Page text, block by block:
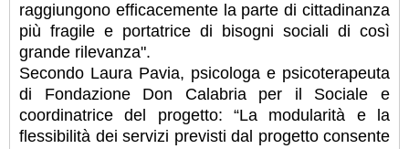
raggiungono efficacemente la parte di cittadinanza
più fragile e portatrice di bisogni sociali di così
grande rilevanza".
Secondo Laura Pavia, psicologa e psicoterapeuta
di Fondazione Don Calabria per il Sociale e
coordinatrice del progetto: “La modularità e la
flessibilità dei servizi previsti dal progetto consente